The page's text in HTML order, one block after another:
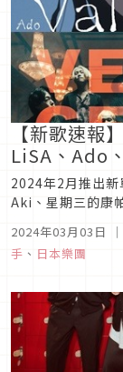
【新歌速報
LiSA、Ado
2024年2月推出
Aki、星期三的康
Ado、krage、
序為大家介紹這些
2024年03月03日 ｜
手 、 日本樂團